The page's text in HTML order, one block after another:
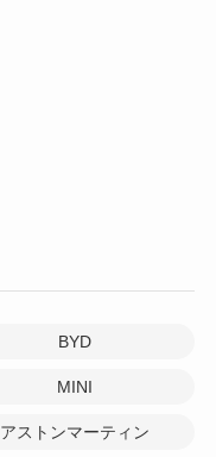
BYD
MINI
アストンマーティン